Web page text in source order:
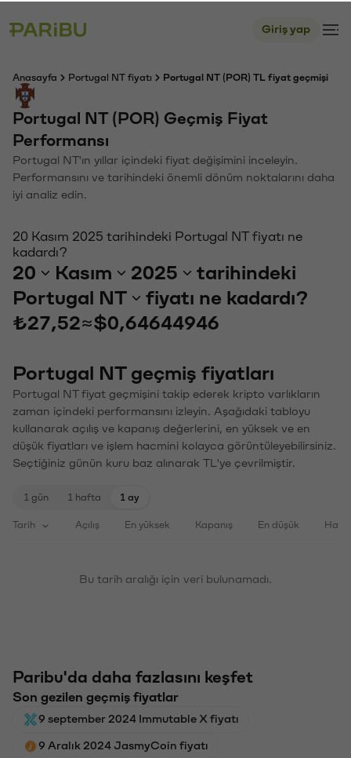
Giriş yap
Anasayfa Portugal NT fiyatı Portugal NT (POR) TL fiyat geçmişi
Portugal NT (POR) Geçmiş Fiyat
Performansı
Portugal NT'ın yıllar içindeki fiyat değişimini inceleyin.
Performansını ve tarihindeki önemli dönüm noktalarını daha
iyi analiz edin.
20 Kasım 2025 tarihindeki Portugal NT fiyatı ne
kadardı?
20 Kasım 2025
tarihindeki
Portugal NT
fiyatı ne kadardı?
₺27,52≈$0,64644946
Portugal NT geçmiş fiyatları
Portugal NT fiyat geçmişini takip ederek kripto varlıkların
zaman içindeki performansını izleyin. Aşağıdaki tabloyu
kullanarak açılış ve kapanış değerlerini, en yüksek ve en
düşük fiyatları ve işlem hacmini kolayca görüntüleyebilirsiniz.
Seçtiğiniz günün kuru baz alınarak TL'ye çevrilmiştir.
1 gün 1 hafta 1 ay
Tarih Açılış En yüksek Kapanış En düşük
Bu tarih aralığı için veri bulunamadı.
Paribu'da daha fazlasını keşfet
Son gezilen geçmiş fiyatlar
9 september 2024 Immutable X fiyatı
9 Aralık 2024 JasmyCoin fiyatı